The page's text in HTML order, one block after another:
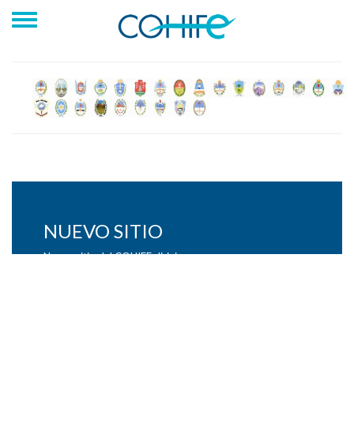
Nuevo Sitio Web
Las ultimas noticias y actividades del Consejo Hídrico